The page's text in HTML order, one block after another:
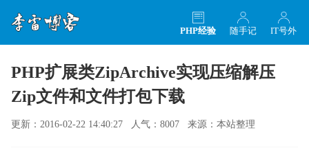
IT号外
随手记
PHP经验
PHP扩展类ZipArchive实现压缩解压
Zip文件和文件打包下载
更新：2016-02-22 14:40:27 人气：8007 来源：本站整理